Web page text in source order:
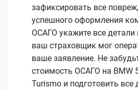
зафиксировать все
успешного оформления
ОСАГО укажите все детали
ваш страховщик мог
ваше заявление. Не
стоимость ОСАГО на BMW
Turismo и подготовить